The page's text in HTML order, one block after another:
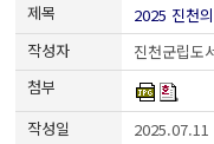
2025 진천
진천군립도
2025.07.11